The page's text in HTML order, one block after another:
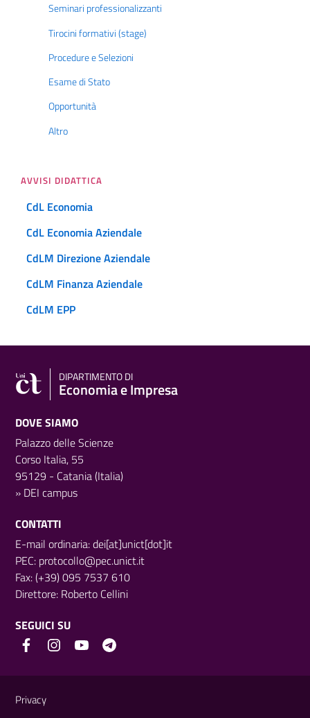
Seminari professionalizzanti
Tirocini formativi (stage)
Procedure e Selezioni
Esame di Stato
Opportunità
Altro
AVVISI DIDATTICA
CdL Economia
CdL Economia Aziendale
CdLM Direzione Aziendale
CdLM Finanza Aziendale
CdLM EPP
DIPARTIMENTO DI
Economia e Impresa
DOVE SIAMO
Palazzo delle Scienze
Corso Italia, 55
95129 - Catania (Italia)
» DEI campus
CONTATTI
E-mail ordinaria: dei[at]unict[dot]it
PEC: protocollo@pec.unict.it
Fax: (+39) 095 7537 610
Direttore: Roberto Cellini
SEGUICI SU
Privacy